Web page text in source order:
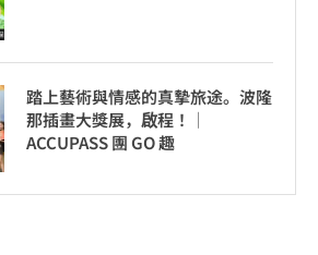
踏上藝術與情感的真摯旅途。波隆
那插畫大獎展，啟程！│
ACCUPASS 團 GO 趣